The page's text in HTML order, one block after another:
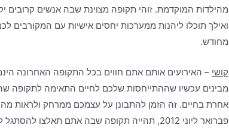
מהילדות המוקדמת. זוהי תקופה מצוינת שבה אנשים קרובים
ואילך תוכלו ליהנות ממערכות יחסים אישיות עם המקורבים
מחודש.
קושי – האירועים אותם אתם חווים בכל התקופה האחרונה
מבינים עכשיו שההתייחסות שלכם לחיים התאימה לתקופה
אחרת בחיים. זה הזמן להתבונן על עצמכם ממרחק ולראות
פברואר ליוני 2012, תהייה תקופה שבה אתם תאלצו להסתגל לנסיבות הקיימות ולזרום עם החיים.